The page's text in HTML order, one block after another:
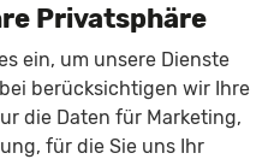
Winter-Paket
Getönte Scheiben
Schiebetüren beidseitig
Privatsphäre
ein, um unsere Dienste
berücksichtigen wir Ihre
die Daten für Marketing,
für die Sie uns Ihr